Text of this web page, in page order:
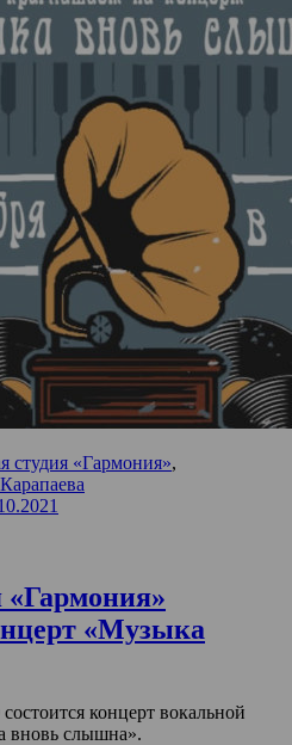
студия «Гармония»,
«Гармония»
«Музыка
концерт вокальной
вновь слышна».